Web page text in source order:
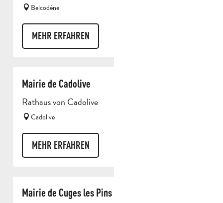
Belcodène
MEHR ERFAHREN
Mairie de Cadolive
Rathaus von Cadolive
Cadolive
MEHR ERFAHREN
Mairie de Cuges les Pins